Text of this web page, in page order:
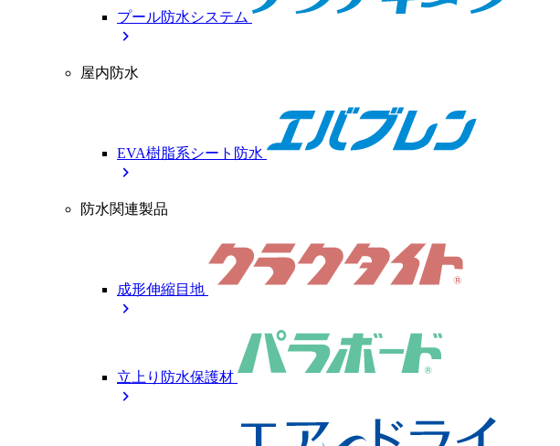
プール防水システム
chevron_right
屋内防水
EVA樹脂系シート防水
chevron_right
防水関連製品
成形伸縮目地
chevron_right
立上り防水保護材
chevron_right